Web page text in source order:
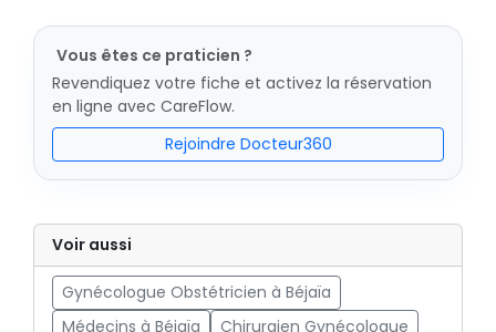
Vous êtes ce praticien ?
Revendiquez votre fiche et activez la réservation
en ligne avec CareFlow.
Rejoindre Docteur360
Voir aussi
Gynécologue Obstétricien à Béjaïa
Médecins à Béjaïa
Chirurgien Gynécologue